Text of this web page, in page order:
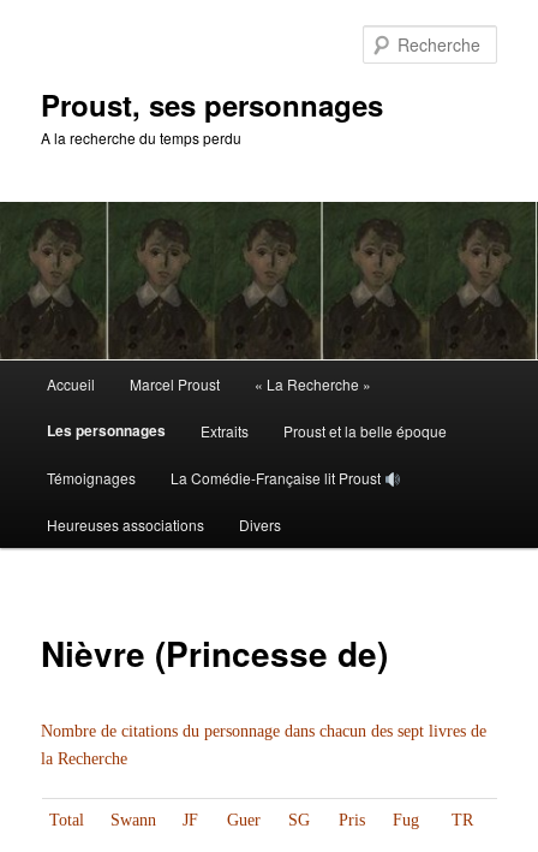
Proust, ses personnages
A la recherche du temps perdu
Accueil Marcel Proust « La Recherche »
Les personnages Extraits Proust et la belle époque
Témoignages La Comédie-Française lit Proust
Heureuses associations Divers
Nièvre (Princesse de)
Nombre de citations du personnage dans chacun des sept livres de
la Recherche
Total Swann JF Guer SG Pris Fug TR